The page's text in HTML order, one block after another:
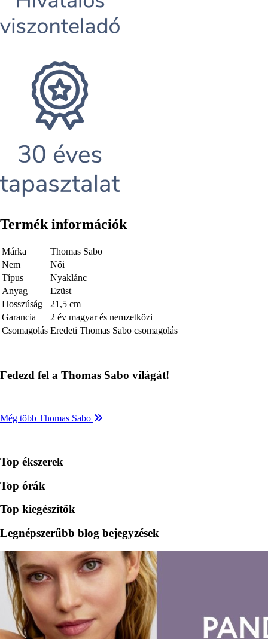
Termék információk
Márka
Thomas Sabo
Nem
Női
Típus
Nyaklánc
Anyag
Ezüst
Hosszúság
21,5 cm
Garancia
2 év magyar és nemzetközi
Csomagolás Eredeti Thomas Sabo csomagolás
Fedezd fel a Thomas Sabo világát!
Még több Thomas Sabo
Top ékszerek
Top órák
Top kiegészítők
Legnépszerűbb blog bejegyzések